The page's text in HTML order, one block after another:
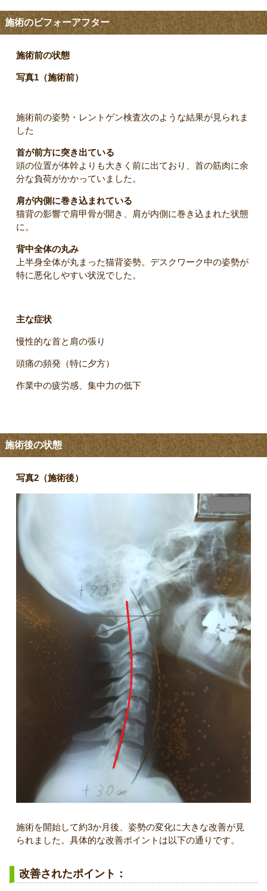
施術のビフォーアフター
施術前の状態
写真1（施術前）
施術前の姿勢・レントゲン検査次のような結果が見られま
した
首が前方に突き出ている
頭の位置が体幹よりも大きく前に出ており、首の筋肉に余
分な負荷がかかっていました。
肩が内側に巻き込まれている
猫背の影響で肩甲骨が開き、肩が内側に巻き込まれた状態
に。
背中全体の丸み
上半身全体が丸まった猫背姿勢。デスクワーク中の姿勢が
特に悪化しやすい状況でした。
主な症状
慢性的な首と肩の張り
頭痛の頻発（特に夕方）
作業中の疲労感、集中力の低下
施術後の状態
写真2（施術後）
施術を開始して約3か月後、姿勢の変化に大きな改善が見
られました。具体的な改善ポイントは以下の通りです。
改善されたポイント：